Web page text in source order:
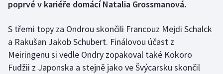
Golf
Gymnastika
poprvé v kariéře domácí Natalia Grossmanová.
S třemi topy za Ondrou skončili Francouz Mejdi Schalck
a Rakušan Jakob Schubert. Finálovou účast z
Meiringenu si vedle Ondry zopakoval také Kokoro
Fudžii z Japonska a stejně jako ve Švýcarsku skončil